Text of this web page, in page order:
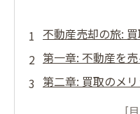
不動産売却の旅:
第一章: 不動産を
第二章: 買取のメ
第三章: 仲介の魅